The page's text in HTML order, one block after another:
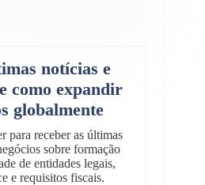
notícias e
como expandir
globalmente
para receber as últimas
sobre formação
de entidades legais,
e requisitos fiscais.